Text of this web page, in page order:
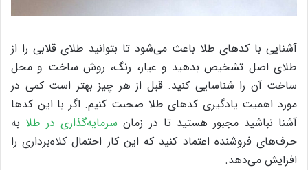
آشنایی با کدهای طلا باعث می‌شود تا بتوانید طلای قلابی را از
طلای اصل تشخیص بدهید و عیار، رنگ، روش ساخت و محل
ساخت آن را شناسایی کنید. قبل از هر چیز بهتر است کمی در
مورد اهمیت یادگیری کدهای طلا صحبت کنیم. اگر با این کدها
آشنا نباشید مجبور هستید تا در زمان سرمایه‌گذاری در طلا به
حرف‌های فروشنده اعتماد کنید که این کار احتمال کلاه‌برداری را
افزایش می‌دهد.